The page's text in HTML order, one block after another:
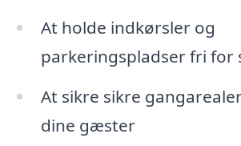
At holde indkørsler og
parkeringspladser fri for
At sikre sikre
dine gæster